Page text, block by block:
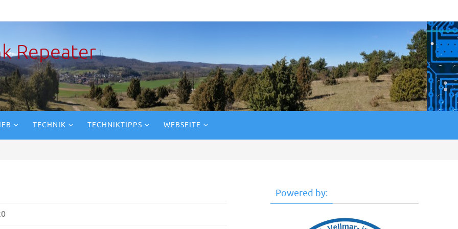
Repeater
TECHNIK TECHNIKTIPPS WEBSEITE
Powered by: